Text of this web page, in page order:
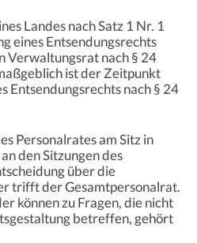
Landes nach Satz 1 Nr. 1
eines Entsendungsrechts
Verwaltungsrat nach § 24
ist der Zeitpunkt
Entsendungsrechts nach § 24
Personalrates am Sitz in
den Sitzungen des
über die
trifft der Gesamtpersonalrat.
können zu Fragen, die nicht
betreffen, gehört